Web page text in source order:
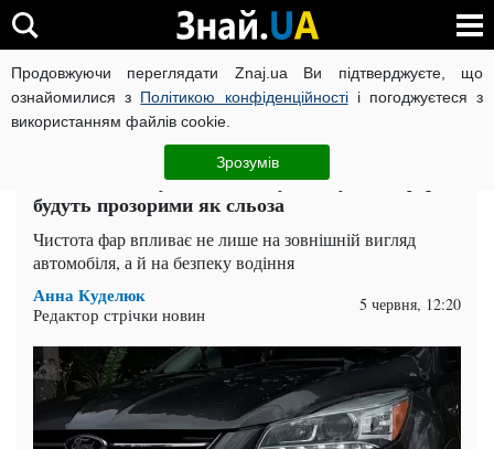
Продовжуючи переглядати Znaj.ua Ви підтверджуєте, що
ознайомилися з Політикою конфіденційностіі погоджуєтеся з
використанням файлів cookie.
Зрозумів
ВІЙНА РОСІЇ ПРОТИ УКРАЇНИ КОРОНАВІРУС В УКРАЇНІ
Auto.Знай ЧИТАТЬ НА РУССКОМ
Завдяки цьому копійчаному засобу ваші фари
будуть прозорими як сльоза
Чистота фар впливає не лише на зовнішній вигляд
автомобіля, а й на безпеку водіння
Анна Куделюк
Редактор стрічки новин 5 червня, 12:20